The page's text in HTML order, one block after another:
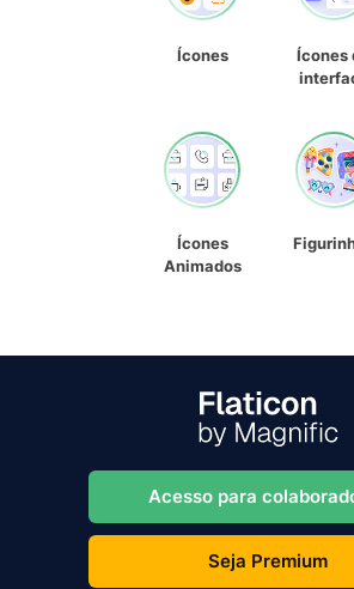
Ícones
Ícones
Ícones
Animados
Acesso para
Seja Premium